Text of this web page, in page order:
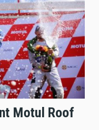
Motul Roof